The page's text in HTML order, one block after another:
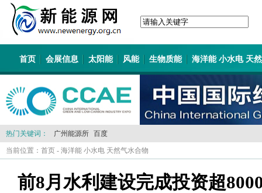
首页 会展信息 太阳能 风能 生物质能 海洋能 小水电 天
热门关键词： 广州能源所 百度
当前位置： 首页 - 海洋能 小水电 天然气水合物
前8月水利建设完成投资超